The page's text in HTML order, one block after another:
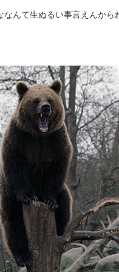
なんて生ぬるい事言えんから